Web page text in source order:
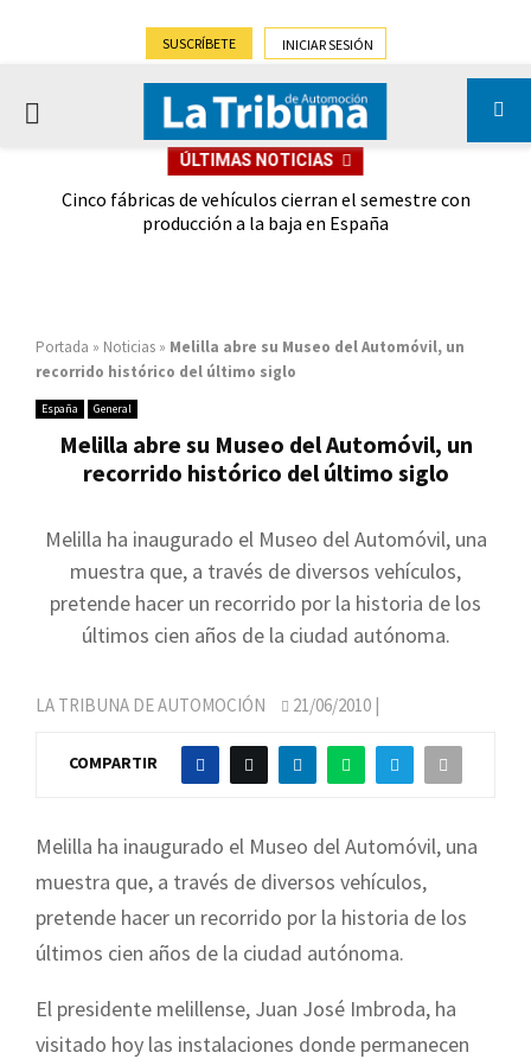
SUSCRÍBETE INICIAR SESIÓN
PRIMARY
ÚLTIMAS NOTICIAS
Cinco fábricas de vehículos cierran el semestre con
producción a la baja en España
Portada » Noticias » Melilla abre su Museo del Automóvil, un
recorrido histórico del último siglo
España General
Melilla abre su Museo del Automóvil, un
recorrido histórico del último siglo
Melilla ha inaugurado el Museo del Automóvil, una
muestra que, a través de diversos vehículos,
pretende hacer un recorrido por la historia de los
últimos cien años de la ciudad autónoma.
LA TRIBUNA DE AUTOMOCIÓN 21/06/2010 |
COMPARTIR
Melilla ha inaugurado el Museo del Automóvil, una
muestra que, a través de diversos vehículos,
pretende hacer un recorrido por la historia de los
últimos cien años de la ciudad autónoma.
El presidente melillense, Juan José Imbroda, ha
visitado hoy las instalaciones donde permanecen